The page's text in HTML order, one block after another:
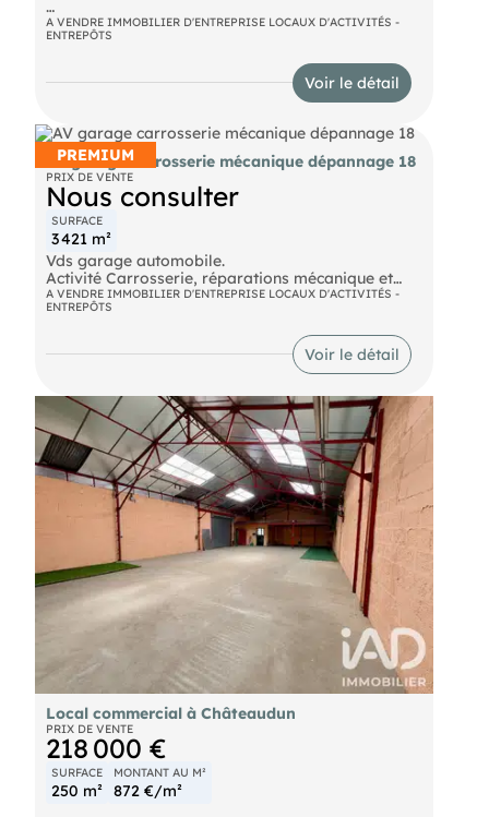
Le Village Artisan :
- 45 de containers de de stockage
- Un accès par badge 24h/24 et 7j/7
- Un quai de déchargement
Pour tout contact le numéro est affiché en bas des
photos, cliquer sur les photos pour qu'il s'affiche
A VENDRE IMMOBILIER D'ENTREPRISE LOCAUX D'ACTIVITÉS -
ENTREPÔTS
Voir le détail
PREMIUM
AV garage carrosserie mécanique dépannage 18
PRIX DE VENTE
Nous consulter
SURFACE
3 421 m²
Vds garage automobile.
Activité Carrosserie, réparations mécanique et
dépannages autoroute et assistances
remorquages ville
A VENDRE IMMOBILIER D'ENTREPRISE LOCAUX D'ACTIVITÉS -
ENTREPÔTS
Voir le détail
Local commercial à Châteaudun
PRIX DE VENTE
218 000 €
SURFACE
250 m²
MONTANT AU M²
872 €/m²